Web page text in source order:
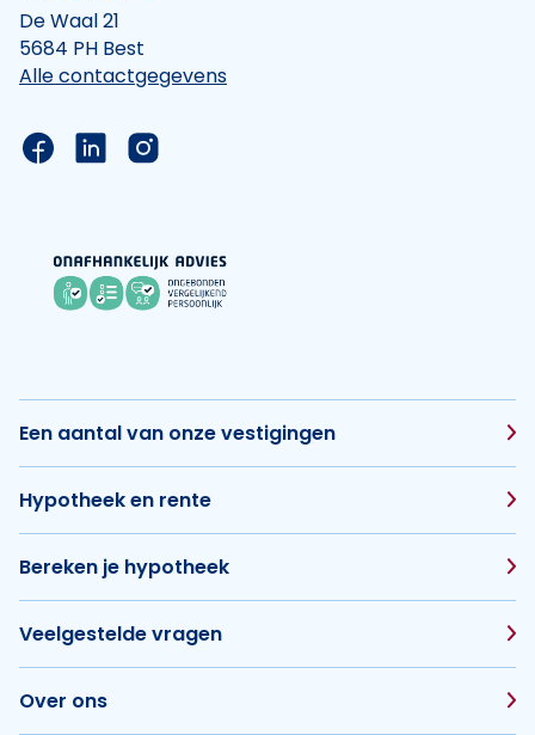
De Waal 21
5684 PH Best
Alle contactgegevens
Link naar de Facebook pagina van Hypotheek
Link naar de LinkedIn pagina van
Link naar de Instagram pagina van
Een aantal van onze vestigingen
Hypotheek en rente
Bereken je hypotheek
Veelgestelde vragen
Over ons